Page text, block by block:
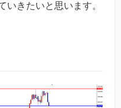
いきたいと思います。